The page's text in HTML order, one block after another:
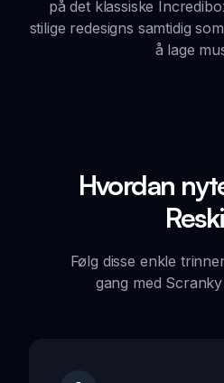
på det klassiske
stilige redesigns samtidig
å lage
Hvordan
Følg disse enkle
gang med